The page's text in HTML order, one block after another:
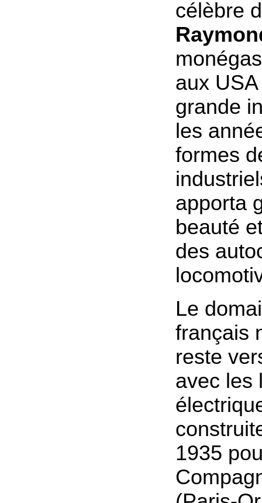
célèbre
aux
grande
les
formes
apporta
beauté
des
Le
français
reste
avec les
1935